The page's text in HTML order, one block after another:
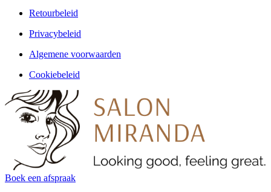
Retourbeleid
Privacybeleid
Algemene voorwaarden
Cookiebeleid
Boek een afspraak